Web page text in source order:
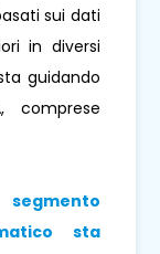
sui dati
in diversi
guidando
sta